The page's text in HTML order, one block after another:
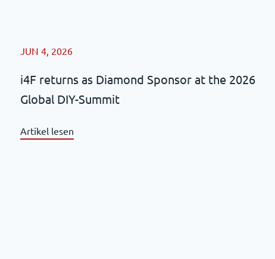
JUN 4, 2026
i4F returns as Diamond Sponsor at the 2026
Global DIY-Summit
Artikel lesen